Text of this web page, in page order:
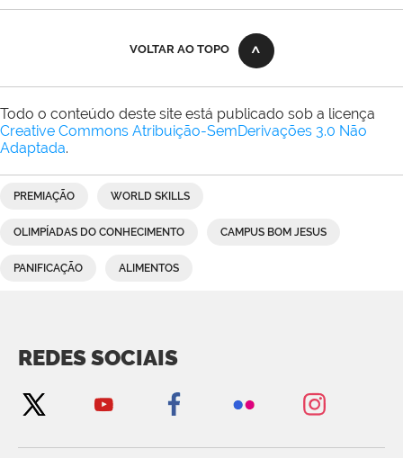
VOLTAR AO TOPO
Todo o conteúdo deste site está publicado sob a licença
Creative Commons Atribuição-SemDerivações 3.0 Não
Adaptada.
PREMIAÇÃO WORLD SKILLS
OLIMPÍADAS DO CONHECIMENTO CAMPUS BOM JESUS
PANIFICAÇÃO ALIMENTOS
REDES SOCIAIS